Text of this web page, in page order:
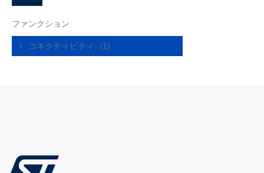
ファンクション
コネクティビティ (1)